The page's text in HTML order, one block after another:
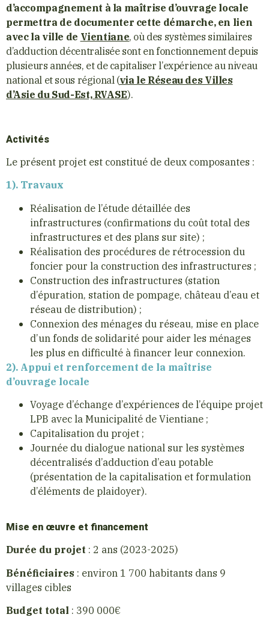
d’accompagnement à la maîtrise d’ouvrage locale
permettra de documenter cette démarche, en lien
avec la ville de Vientiane, où des systèmes similaires
d’adduction décentralisée sont en fonctionnement depuis
plusieurs années, et de capitaliser l’expérience au niveau
national et sous régional (via le Réseau des Villes
d’Asie du Sud-Est, RVASE).
Activités
Le présent projet est constitué de deux composantes :
1). Travaux
Réalisation de l’étude détaillée des
infrastructures (confirmations du coût total des
infrastructures et des plans sur site) ;
Réalisation des procédures de rétrocession du
foncier pour la construction des infrastructures ;
Construction des infrastructures (station
d’épuration, station de pompage, château d’eau et
réseau de distribution) ;
Connexion des ménages du réseau, mise en place
d’un fonds de solidarité pour aider les ménages
les plus en difficulté à financer leur connexion.
2). Appui et renforcement de la maîtrise
d’ouvrage locale
Voyage d’échange d’expériences de l’équipe projet
LPB avec la Municipalité de Vientiane ;
Capitalisation du projet ;
Journée du dialogue national sur les systèmes
décentralisés d’adduction d’eau potable
(présentation de la capitalisation et formulation
d’éléments de plaidoyer).
Mise en œuvre et financement
Durée du projet : 2 ans (2023-2025)
Bénéficiaires : environ 1 700 habitants dans 9
villages cibles
Budget total : 390 000€